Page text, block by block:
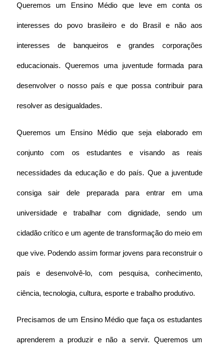
Queremos um Ensino Médio que leve em conta os
interesses do povo brasileiro e do Brasil e não aos
interesses de banqueiros e grandes corporações
educacionais. Queremos uma juventude formada para
desenvolver o nosso país e que possa contribuir para
resolver as desigualdades.
Queremos um Ensino Médio que seja elaborado em
conjunto com os estudantes e visando as reais
necessidades da educação e do país. Que a juventude
consiga sair dele preparada para entrar em uma
universidade e trabalhar com dignidade, sendo um
cidadão crítico e um agente de transformação do meio em
que vive. Podendo assim formar jovens para reconstruir o
país e desenvolvê-lo, com pesquisa, conhecimento,
ciência, tecnologia, cultura, esporte e trabalho produtivo.
Precisamos de um Ensino Médio que faça os estudantes
aprenderem a produzir e não a servir. Queremos um